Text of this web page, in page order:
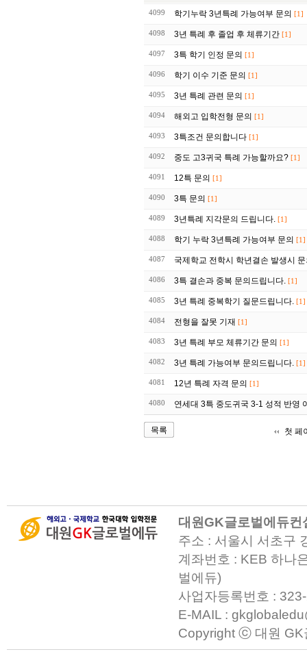
4099 학기누락 3년특례 가능여부 문의 [1]
4098 3년 특례 후 졸업 후 체류기간 [1]
4097 3특 학기 인정 문의 [1]
4096 학기 이수 기준 문의 [1]
4095 3년 특례 관련 문의 [1]
4094 해외고 입학전형 문의 [1]
4093 3특조건 문의합니다 [1]
4092 중도 고3귀국 특례 가능할까요? [1]
4091 12특 문의 [1]
4090 3특 문의 [1]
4089 3년특례 지각문의 드립니다. [1]
4088 학기 누락 3년특례 가능여부 문의 [1]
4087 국제학교 전학시 학년결손 발생시
4086 3특 결손과 중복 문의드립니다. [1]
4085 3년 특례 중복학기 질문드립니다. [1]
4084 전형을 잘못 기재 [1]
4083 3년 특례 부모 체류기간 문의 [1]
4082 3년 특례 가능여부 문의드립니다. [1]
4081 12년 특례 자격 문의 [1]
4080 연세대 3특 중도귀국 3-1 성적 반영
목록 첫 페
대원GK글로벌에듀
주소 : 서울시 서초구
계좌번호 : KEB 하나
벌에듀)
사업자등록번호 :
E-MAIL :
Copyright ⓒ 대원 GK